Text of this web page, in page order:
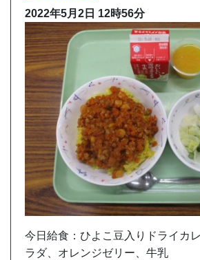
2022年5月2日 12時56分
今日給食：ひよこ豆入りドライカ
ラダ、オレンジゼリー、牛乳